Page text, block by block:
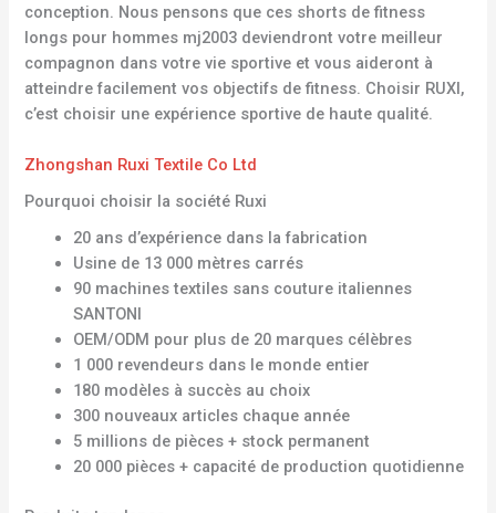
conception. Nous pensons que ces shorts de fitness
longs pour hommes mj2003 deviendront votre meilleur
compagnon dans votre vie sportive et vous aideront à
atteindre facilement vos objectifs de fitness. Choisir RUXI,
c’est choisir une expérience sportive de haute qualité.
Zhongshan Ruxi Textile Co Ltd
Pourquoi choisir la société Ruxi
20 ans d’expérience dans la fabrication
Usine de 13 000 mètres carrés
90 machines textiles sans couture italiennes
SANTONI
OEM/ODM pour plus de 20 marques célèbres
1 000 revendeurs dans le monde entier
180 modèles à succès au choix
300 nouveaux articles chaque année
5 millions de pièces + stock permanent
20 000 pièces + capacité de production quotidienne